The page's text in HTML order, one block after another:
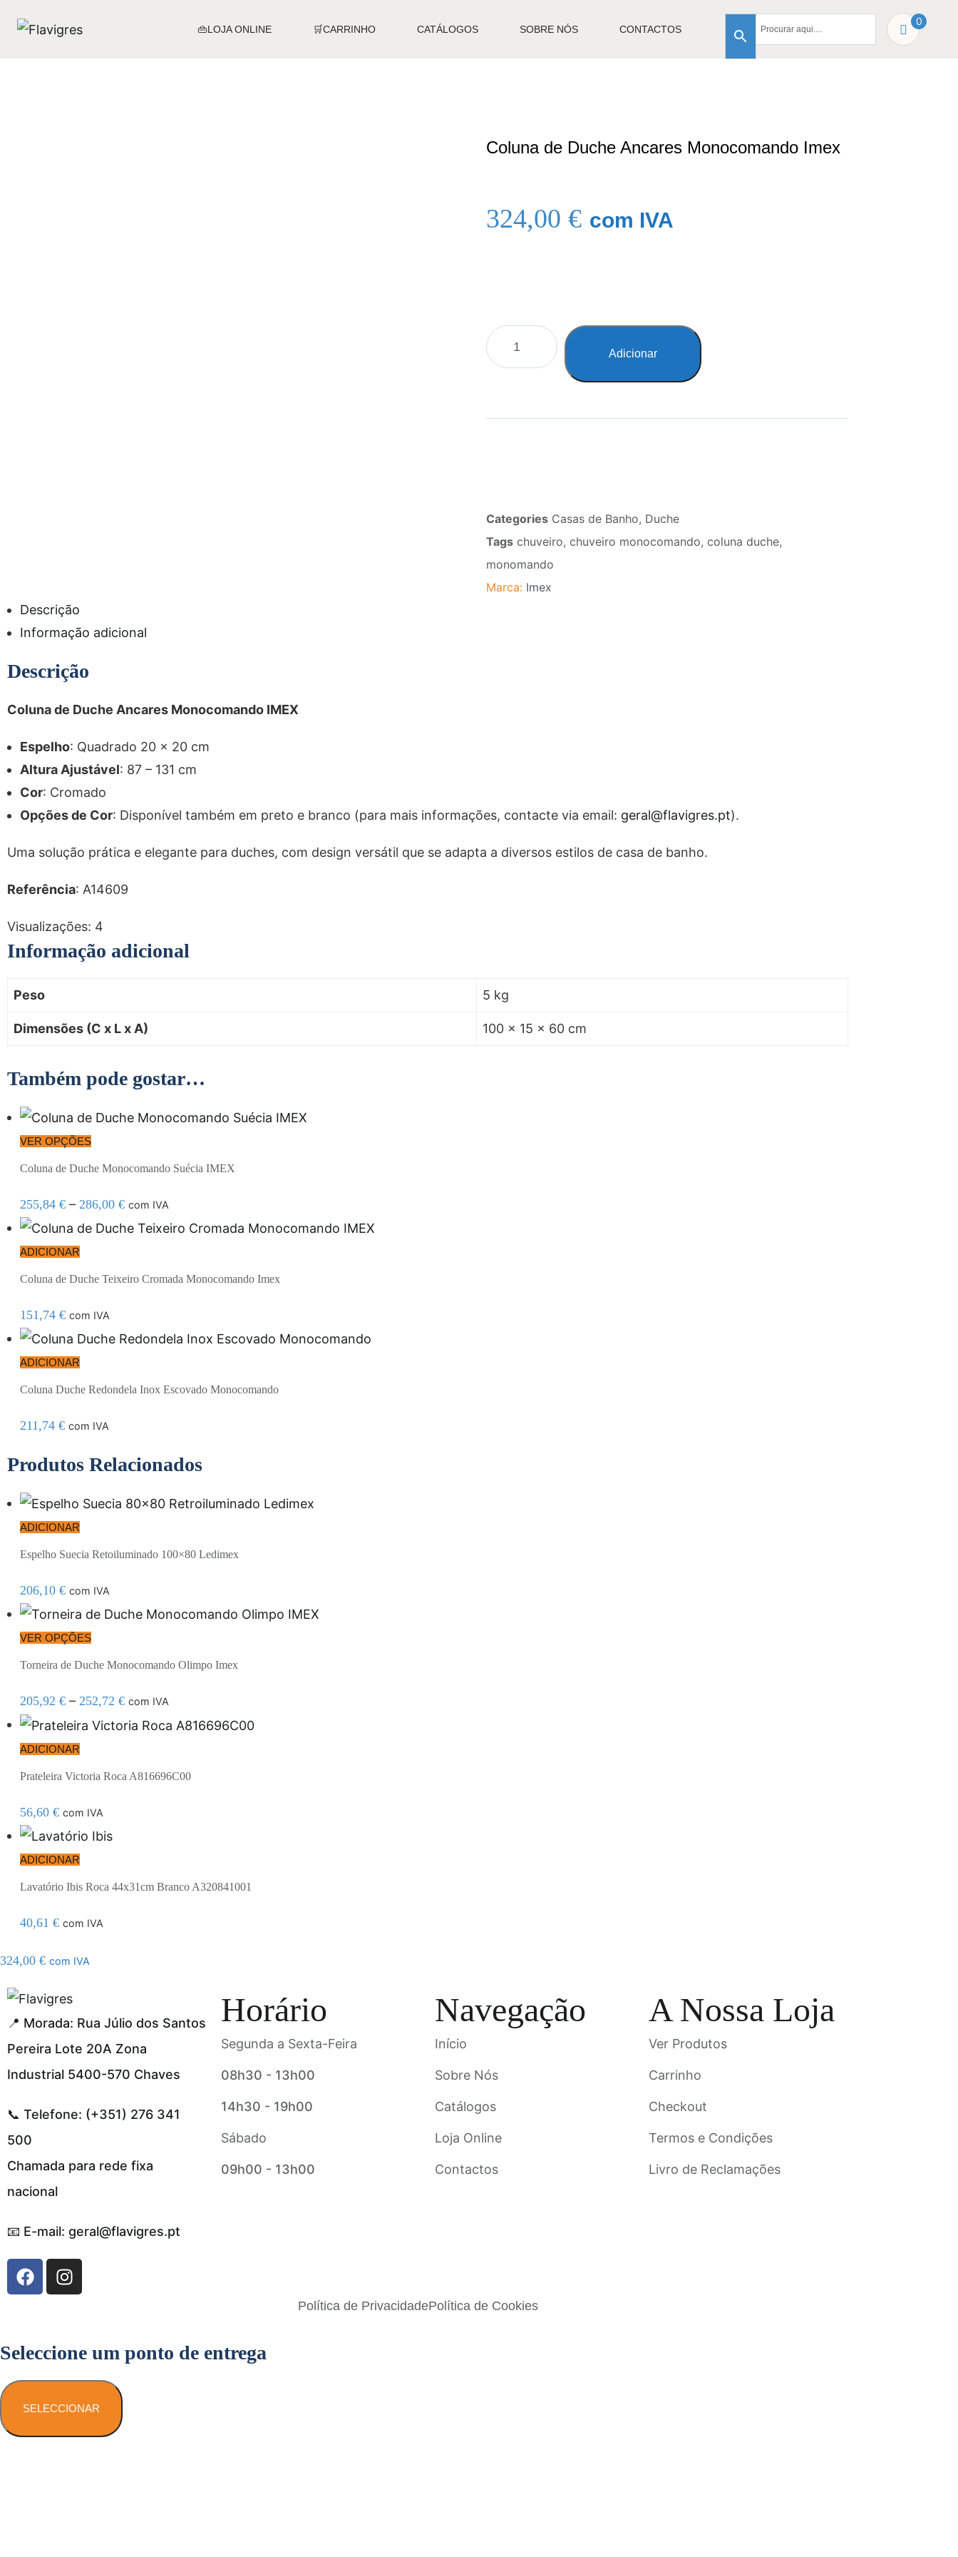
👜LOJA ONLINE 🛒CARRINHO CATÁLOGOS SOBRE NÓS CONTACTOS
0
Coluna de Duche Ancares Monocomando Imex
324,00 € com IVA
Adicionar
Categories Casas de Banho, Duche
Tags chuveiro, chuveiro monocomando, coluna duche,
monomando
Marca: Imex
Descrição
Informação adicional
Descrição
Coluna de Duche Ancares Monocomando IMEX
Espelho: Quadrado 20 x 20 cm
Altura Ajustável: 87 – 131 cm
Cor: Cromado
Opções de Cor: Disponível também em preto e branco (para mais informações, contacte via email: geral@flavigres.pt).
Uma solução prática e elegante para duches, com design versátil que se adapta a diversos estilos de casa de banho.
Referência: A14609
Visualizações: 4
Informação adicional
Peso 5 kg
Dimensões (C x L x A) 100 × 15 × 60 cm
Também pode gostar…
VER OPÇÕES
Coluna de Duche Monocomando Suécia IMEX
255,84 € – 286,00 € com IVA
ADICIONAR
Coluna de Duche Teixeiro Cromada Monocomando Imex
151,74 € com IVA
ADICIONAR
Coluna Duche Redondela Inox Escovado Monocomando
211,74 € com IVA
Produtos Relacionados
ADICIONAR
Espelho Suecia Retoiluminado 100×80 Ledimex
206,10 € com IVA
VER OPÇÕES
Torneira de Duche Monocomando Olimpo Imex
205,92 € – 252,72 € com IVA
ADICIONAR
Prateleira Victoria Roca A816696C00
56,60 € com IVA
ADICIONAR
Lavatório Ibis Roca 44x31cm Branco A320841001
40,61 € com IVA
324,00 € com IVA
resmi adresi
📍 Morada: Rua Júlio dos Santos
Pereira Lote 20A Zona
Industrial 5400-570 Chaves
📞 Telefone: (+351) 276 341
500
Chamada para rede fixa
nacional
📧 E-mail: geral@flavigres.pt
Horário
Segunda a Sexta-Feira
08h30 - 13h00
14h30 - 19h00
Sábado
09h00 - 13h00
Navegação
Início
Sobre Nós
Catálogos
Loja Online
Contactos
A Nossa Loja
Ver Produtos
Carrinho
Checkout
Termos e Condições
Livro de Reclamações
Política de PrivacidadePolítica de Cookies
Seleccione um ponto de entrega
SELECCIONAR